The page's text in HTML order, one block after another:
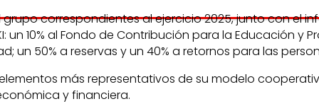
correspondientes al ejercicio 2025, junto con el
10% al Fondo de Contribución para la Educación y
un 50% a reservas y un 40% a retornos para las
más representativos de su modelo
y financiera.